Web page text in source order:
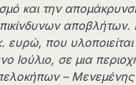
και την
αποβλήτων.
ευρώ, που
Ιούλιο, σε μια
– Μενεμένης